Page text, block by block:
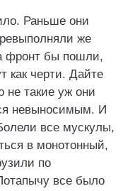
Раньше они
же
фронт бы пошли,
как черти. Дайте
не такие уж они
невыносимым. И
все мускулы,
в монотонный,
по
все было